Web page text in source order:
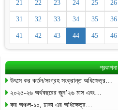
21 22 23 24 25 26
31 32 33 34 35 36
41 42 43 44 45 46
প্রকাশনা
উৎসে কর কর্তন/সংগ্রহ সংক্রান্ত অধিক্ষেত্র…
২০২৫-২৬ অর্থবছরের জুন’২৬ মাস এবং…
কর অঞ্চল-১০, ঢাকা এর অধিক্ষেত্র…